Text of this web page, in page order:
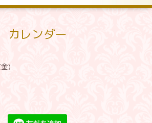
カレンダー
)